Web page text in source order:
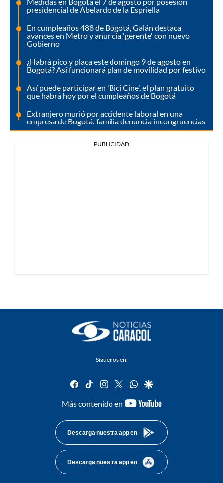
presidencial de Abelardo de la Espriella
En cumpleaños 488 de Bogotá, Galán destaca
avances en Metro y anuncia 'gerente' con nuevo
Gobierno
¿Habrá pico y placa este domingo 9 de agosto en
Bogotá? Así funcionará plan de movilidad por festivo
Así puede participar en 'Bici Cine', el plan gratuito
que habrá hoy por el cumpleaños de Bogotá
Extranjero murió por accidente laboral en una
empresa de Bogotá: familia denuncia incongruencias
PUBLICIDAD
Síguenos en:
facebook
tiktok instagram
twitterwhatsapp
google
Más contenido en
youtube-
Descarga nuestra app en
Descarga nuestra app en